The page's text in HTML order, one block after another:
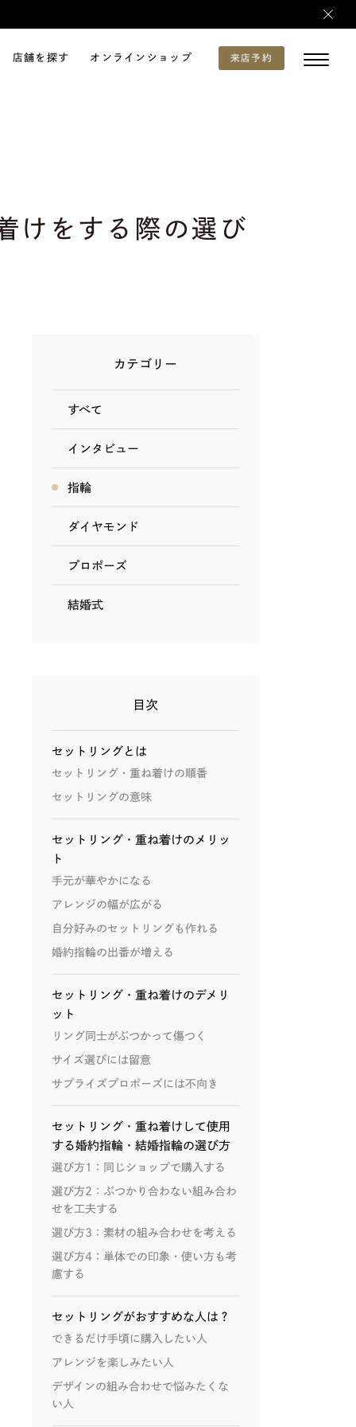
店舗を探す オンラインショップ 来店予約
けをする際の選び
カテゴリー
すべて
インタビュー
指輪
ダイヤモンド
プロポーズ
結婚式
目次
セットリングとは
セットリング・重ね着けの順番
セットリングの意味
セットリング・重ね着けのメリッ
ト
手元が華やかになる
アレンジの幅が広がる
自分好みのセットリングも作れる
婚約指輪の出番が増える
セットリング・重ね着けのデメリ
ット
リング同士がぶつかって傷つく
サイズ選びには留意
サプライズプロポーズには不向き
セットリング・重ね着けして使用
する婚約指輪・結婚指輪の選び方
選び方1：同じショップで購入する
選び方2：ぶつかり合わない組み合わ
せを工夫する
選び方3：素材の組み合わせを考える
選び方4：単体での印象・使い方も考
慮する
セットリングがおすすめな人は？
できるだけ手頃に購入したい人
アレンジを楽しみたい人
デザインの組み合わせで悩みたくな
い人